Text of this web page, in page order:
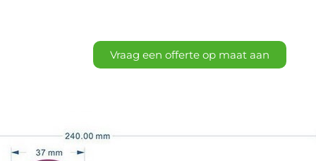
Vraag een offerte op maat aan